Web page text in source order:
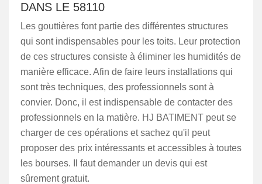
DANS LE 58110
Les gouttières font partie des différentes structures
qui sont indispensables pour les toits. Leur protection
de ces structures consiste à éliminer les humidités de
manière efficace. Afin de faire leurs installations qui
sont très techniques, des professionnels sont à
convier. Donc, il est indispensable de contacter des
professionnels en la matière. HJ BATIMENT peut se
charger de ces opérations et sachez qu'il peut
proposer des prix intéressants et accessibles à toutes
les bourses. Il faut demander un devis qui est
sûrement gratuit.